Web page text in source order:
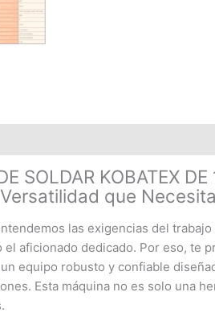
SOLDAR KOBATEX
que
las exigencias del
el aficionado dedicado. Por eso, te
equipo robusto y confiable
Esta máquina no es solo una